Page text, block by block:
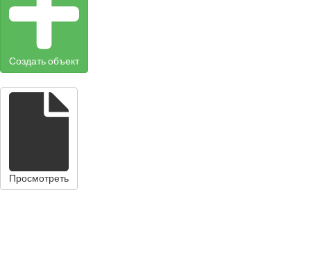
Создать объект
Просмотреть